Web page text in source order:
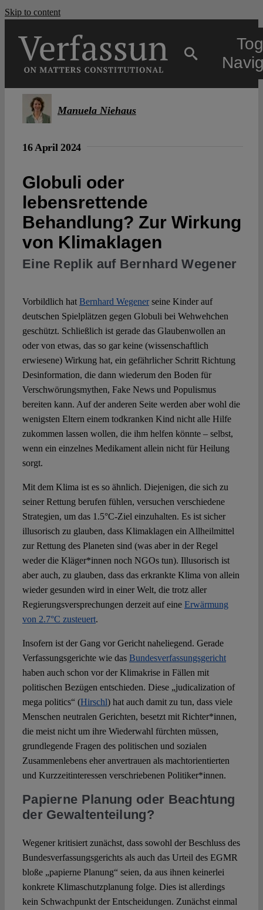
Skip to content
Open Access
Authors
Manuela Niehaus
16 April 2024
Globuli oder
lebensrettende
Behandlung? Zur Wirkung
von Klimaklagen
Eine Replik auf Bernhard Wegener
Vorbildlich hat Bernhard Wegenerseine Kinder auf
deutschen Spielplätzen gegen Globuli bei Wehwehchen
geschützt. Schließlich ist gerade das Glaubenwollen an
oder von etwas, das so gar keine (wissenschaftlich
erwiesene) Wirkung hat, ein gefährlicher Schritt Richtung
Desinformation, die dann wiederum den Boden für
Verschwörungsmythen, Fake News und Populismus
bereiten kann. Auf der anderen Seite werden aber wohl die
wenigsten Eltern einem todkranken Kind nicht alle Hilfe
zukommen lassen wollen, die ihm helfen könnte – selbst,
wenn ein einzelnes Medikament allein nicht für Heilung
sorgt.
Mit dem Klima ist es so ähnlich. Diejenigen, die sich zu
seiner Rettung berufen fühlen, versuchen verschiedene
Strategien, um das 1.5°C-Ziel einzuhalten. Es ist sicher
illusorisch zu glauben, dass Klimaklagen ein Allheilmittel
zur Rettung des Planeten sind (was aber in der Regel
weder die Kläger*innen noch NGOs tun). Illusorisch ist
aber auch, zu glauben, dass das erkrankte Klima von allein
wieder gesunden wird in einer Welt, die trotz aller
Regierungsversprechungen derzeit auf eine Erwärmung
von 2.7°C zusteuert.
Insofern ist der Gang vor Gericht naheliegend. Gerade
Verfassungsgerichte wie das Bundesverfassungsgericht
haben auch schon vor der Klimakrise in Fällen mit
politischen Bezügen entschieden. Diese „judicalization of
mega politics“ (Hirschl) hat auch damit zu tun, dass viele
Menschen neutralen Gerichten, besetzt mit Richter*innen,
die meist nicht um ihre Wiederwahl fürchten müssen,
grundlegende Fragen des politischen und sozialen
Zusammenlebens eher anvertrauen als machtorientierten
und Kurzzeitinteressen verschriebenen Politiker*innen.
Papierne Planung oder Beachtung
der Gewaltenteilung?
Wegener kritisiert zunächst, dass sowohl der Beschluss des
Bundesverfassungsgerichts als auch das Urteil des EGMR
bloße „papierne Planung“ seien, da aus ihnen keinerlei
konkrete Klimaschutzplanung folge. Dies ist allerdings
kein Schwachpunkt der Entscheidungen. Zunächst einmal